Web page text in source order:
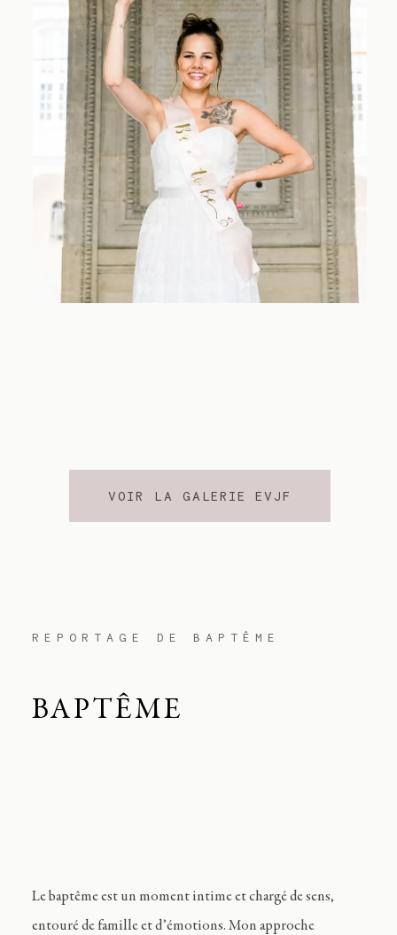
VOIR LA GALERIE EVJF
REPORTAGE DE BAPTÊME
BAPTÊME
Le baptême est un moment intime et chargé de sens,
entouré de famille et d’émotions. Mon approche